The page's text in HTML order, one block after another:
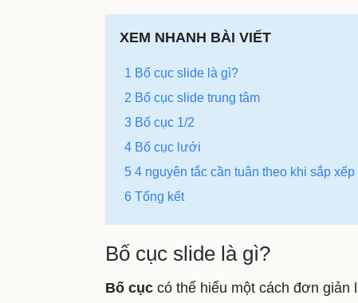
XEM NHANH BÀI VIẾT
1 Bố cục slide là gì?
2 Bố cục slide trung tâm
3 Bố cục 1/2
4 Bố cục lưới
5 4 nguyên tắc cần tuân theo khi sắp
6 Tổng kết
Bố cục slide là gì?
Bố cục có thể hiểu một cách đơn giản